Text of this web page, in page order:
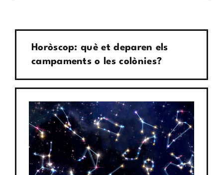
Horòscop: què et deparen els
campaments o les colònies?